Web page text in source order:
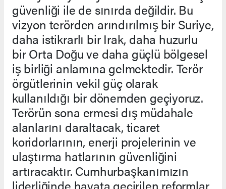
güvenliği ile de sınırda değildir. Bu
vizyon terörden arındırılmış bir Suriye,
daha istikrarlı bir Irak, daha huzurlu
bir Orta Doğu ve daha güçlü bölgesel
iş birliği anlamına gelmektedir. Terör
örgütlerinin vekil güç olarak
kullanıldığı bir dönemden geçiyoruz.
Terörün sona ermesi dış müdahale
alanlarını daraltacak, ticaret
koridorlarının, enerji projelerinin ve
ulaştırma hatlarının güvenliğini
artıracaktır. Cumhurbaşkanımızın
liderliğinde hayata geçirilen reformlar,